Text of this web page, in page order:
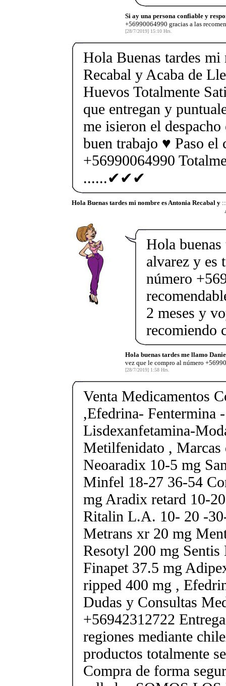
Si ay una persona confiable y
+56990064990 gracias a las
[28/7/2019] 15:10 Hrs.
Hola Buenas tardes
Recabal y Acaba de
Huevos Totalmente
que entregan y
me isieron el
buen trabajo ♥️ Paso el
+56990064990
......✔✔✔
Hola Buenas tardes mi nombre es Antonia Recabal y
Hola
alvarez y es
número
2 meses y
recomiendo
Hola buenas tardes me llamo
vez que le compro al número
[28/7/2019] 1:58 Hrs.
Venta Medicamentos
,Efedrina- Fentermina
Lisdexanfetamina-
Metilfenidato , Marcas
Neoaradix 10-5 mg
Minfel 18-27 36-54
mg Aradix retard 10-
Ritalin L.A. 10- 20 -
Metrans xr 20 mg
Resotyl 200 mg
Finapet 37.5 mg
ripped 400 mg ,
Dudas y Consultas
+56942312722
regiones mediante
productos totalmente
Compra de forma